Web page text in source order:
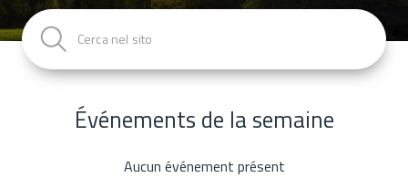
Événements de la semaine
Aucun événement présent